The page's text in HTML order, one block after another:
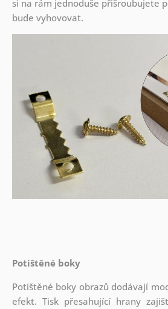
si na rám jednoduše přišroubujete
bude vyhovovat.
Potištěné boky
Potištěné boky obrazů dodávají
efekt. Tisk přesahující hrany